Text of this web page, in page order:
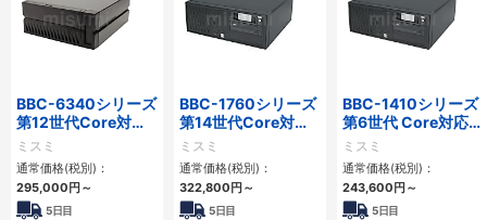
BBC-6340シリーズ
第12世代Core対応
小型フロアマウント
PC2PCI/2PCIe
ミスミ
通常価格(税別)：
295,000円～
5日目
BBC-1760シリーズ
第14世代Core対応
小型フロアマウント
3PCIe
ミスミ
通常価格(税別)：
322,800円～
5日目
BBC-1410シリーズ
第6世代 Core対応フ
ロアマウントFAPC
3PCI・3PCIe
ミスミ
通常価格(税別)：
243,600円～
5日目